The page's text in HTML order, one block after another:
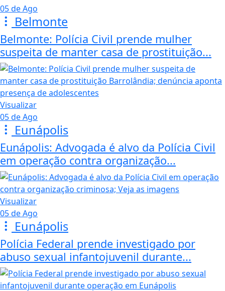
05 de Ago
Belmonte
Belmonte: Polícia Civil prende mulher
suspeita de manter casa de prostituição...
Visualizar
05 de Ago
Eunápolis
Eunápolis: Advogada é alvo da Polícia Civil
em operação contra organização...
Visualizar
05 de Ago
Eunápolis
Polícia Federal prende investigado por
abuso sexual infantojuvenil durante...